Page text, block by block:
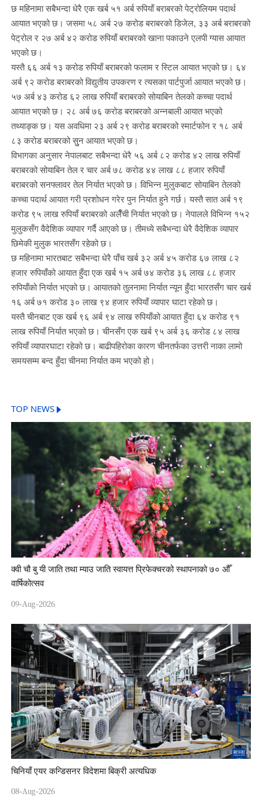
छ महिनामा सबैभन्दा धेरै एक खर्ब ५१ अर्ब रुपियाँ बराबरको पेट्रोलियम पदार्थ
आयात भएको छ। जसमा ५८ अर्ब २७ करोड बराबरको डिजेल, ३३ अर्ब बराबरको
पेट्रोल र २७ अर्ब ४२ करोड रुपियाँ बराबरको खाना पकाउने एलपी ग्यास आयात
भएको छ।
यस्तै ६६ अर्ब १३ करोड रुपियाँ बराबरको फलाम र स्टिल आयात भएको छ। ६४
अर्ब ९२ करोड बराबरको विद्युतीय उपकरण र त्यसका पार्टपुर्जा आयात भएको छ।
५७ अर्ब ४३ करोड ६२ लाख रुपियाँ बराबरको सोयाबिन तेलको कच्चा पदार्थ
आयात भएको छ। २८ अर्ब ७६ करोड बराबरको अन्नबाली आयात भएको
तथ्याङ्क छ। यस अवधिमा २३ अर्ब २९ करोड बराबरको स्मार्टफोन र १८ अर्ब
८३ करोड बराबरको सुुन आयात भएको छ।
विभागका अनुसार नेपालबाट सबैभन्दा धेरै ५६ अर्ब ८२ करोड ४२ लाख रुपियाँ
बराबरको सोयाबिन तेल र चार अर्ब ७८ करोड ४४ लाख ८८ हजार रुपियाँ
बराबरको सनफ्लावर तेल निर्यात भएको छ। विभिन्न मुलुकबाट सोयाबिन तेलको
कच्चा पदार्थ आयात गरी प्रशोधन गरेर पुन निर्यात हुने गर्छ। यस्तै सात अर्ब १९
करोड ९५ लाख रुपियाँ बराबरको अलैँची निर्यात भएको छ। नेपालले विभिन्न १५२
मुलुकसँग वैदेशिक व्यापार गर्दै आएको छ। तीमध्ये सबैभन्दा धेरै वैदेशिक व्यापार
छिमेकी मुलुक भारतसँग रहेको छ।
छ महिनामा भारतबाट सबैभन्दा धेरै पाँच खर्ब ३२ अर्ब ४५ करोड ६७ लाख ८२
हजार रुपियाँको आयात हुँदा एक खर्ब १५ अर्ब ७४ करोड ३६ लाख ८८ हजार
रुपियाँको निर्यात भएको छ। आयातको तुलनामा निर्यात न्यून हुँदा भारतसँग चार खर्ब
१६ अर्ब ७१ करोड ३० लाख ९४ हजार रुपियाँ व्यापार घाटा रहेको छ।
यस्तै चीनबाट एक खर्ब ९६ अर्ब ९४ लाख रुपियाँको आयात हुँदा ६४ करोड ९१
लाख रुपियाँ निर्यात भएको छ। चीनसँग एक खर्ब ९५ अर्ब ३६ करोड ८४ लाख
रुपियाँ व्यापारघाटा रहेको छ। बाढीपहिरोका कारण चीनतर्फका उत्तरी नाका लामो
समयसम्म बन्द हुँदा चीनमा निर्यात कम भएको हो।
TOP NEWS
क्वी चौ बु यी जाति तथा म्याउ जाति स्वायत्त प्रिफेक्चरको स्थापनाको ७० औँ
वार्षिकोत्सव
09-Aug-2026
चिनियाँ एयर कन्डिसनर विदेशमा बिक्री अत्यधिक
08-Aug-2026